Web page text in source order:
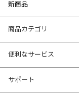
新商品
商品カテゴリ
便利なサービス
サポート